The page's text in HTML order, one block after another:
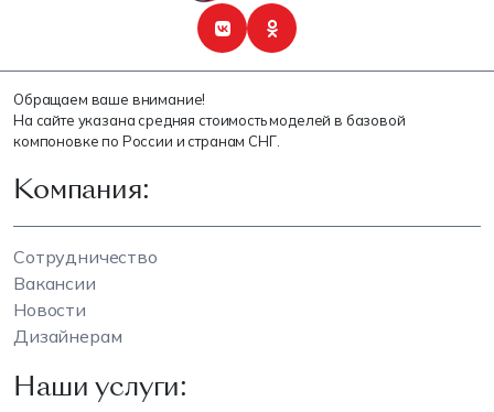
Обращаем ваше внимание!
На сайте указана средняя стоимость моделей в базовой
компоновке по России и странам СНГ.
Компания:
Сотрудничество
Вакансии
Новости
Дизайнерам
Наши услуги: